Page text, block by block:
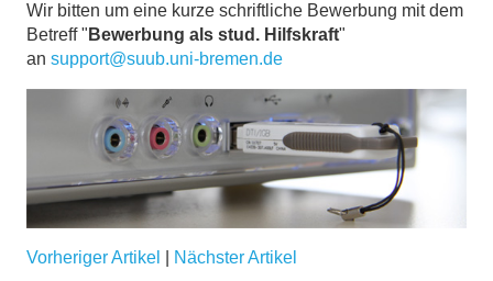
Wir bitten um eine kurze schriftliche Bewerbung mit dem
Betreff " Bewerbung als stud. Hilfskraft"
an support@suub.uni-bremen.de
Vorheriger Artikel Nächster Artikel